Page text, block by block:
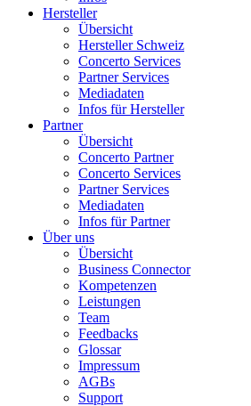
Hersteller
Übersicht
Hersteller Schweiz
Concerto Services
Partner Services
Mediadaten
Infos für Hersteller
Partner
Übersicht
Concerto Partner
Concerto Services
Partner Services
Mediadaten
Infos für Partner
Über uns
Übersicht
Business Connector
Kompetenzen
Leistungen
Team
Feedbacks
Glossar
Impressum
AGBs
Support